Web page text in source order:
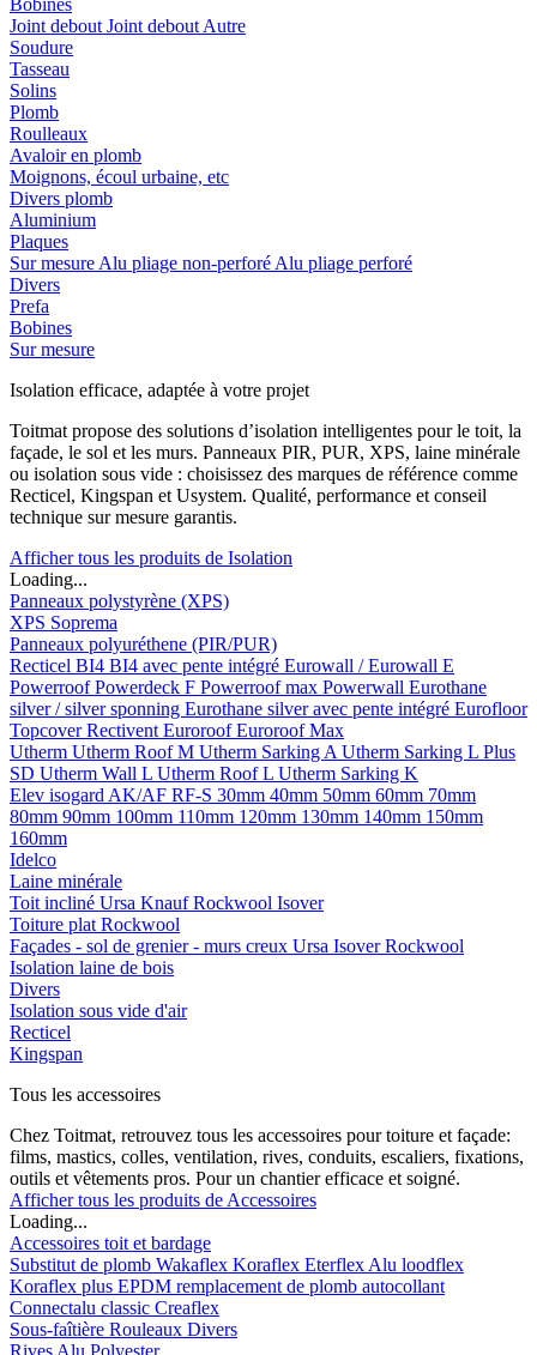
Bobines
Joint debout Joint debout Autre
Soudure
Tasseau
Solins
Plomb
Roulleaux
Avaloir en plomb
Moignons, écoul urbaine, etc
Divers plomb
Aluminium
Plaques
Sur mesure Alu pliage non-perforé Alu pliage perforé
Divers
Prefa
Bobines
Sur mesure
Isolation efficace, adaptée à votre projet
Toitmat propose des solutions d’isolation intelligentes pour le toit, la
façade, le sol et les murs. Panneaux PIR, PUR, XPS, laine minérale
ou isolation sous vide : choisissez des marques de référence comme
Recticel, Kingspan et Usystem. Qualité, performance et conseil
technique sur mesure garantis.
Afficher tous les produits de Isolation
Loading...
Panneaux polystyrène (XPS)
XPS Soprema
Panneaux polyuréthene (PIR/PUR)
Recticel BI4 BI4 avec pente intégré Eurowall / Eurowall E
PowerroofPowerdeck F Powerroof max Powerwall Eurothane
silver / silver sponning Eurothane silver avec pente intégré Eurofloor
TopcoverRectivent EuroroofEuroroof Max
Utherm Utherm Roof M Utherm Sarking A Utherm Sarking L Plus
SD Utherm Wall L Utherm Roof L Utherm Sarking K
Elev isogard AK/AF RF-S 30mm 40mm 50mm 60mm 70mm
80mm 90mm 100mm 110mm 120mm 130mm 140mm 150mm
160mm
Idelco
Laine minérale
Toit incliné Ursa KnaufRockwool Isover
Toiture plat Rockwool
Façades - sol de grenier - murs creux Ursa IsoverRockwool
Isolation laine de bois
Divers
Isolation sous vide d'air
Recticel
Kingspan
Tous les accessoires
Chez Toitmat, retrouvez tous les accessoires pour toiture et façade:
films, mastics, colles, ventilation, rives, conduits, escaliers, fixations,
outils et vêtements pros. Pour un chantier efficace et soigné.
Afficher tous les produits de Accessoires
Loading...
Accessoires toit et bardage
Substitut de plomb Wakaflex Koraflex Eterflex Alu loodflex
Koraflex plus EPDM remplacement de plomb autocollant
Connectalu classic Creaflex
Sous-faîtière Rouleaux Divers
Rives Alu Polyester